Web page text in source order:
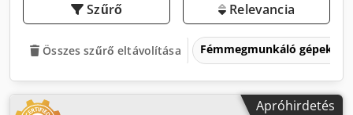
Szűrő Relevancia
Összes szűrő eltávolítása Fémmegmunkáló gépek és
Apróhirdetés